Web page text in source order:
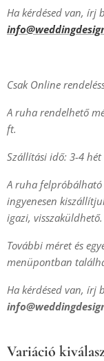
Ha kérdésed van, írj
Csak Online
A ruha rendelhető
ft.
Szállítási idő: 3-4 hét
A ruha
ingyenesen
igazi, visszaküldhető.
További méret és
menüpontban
Ha kérdésed van, írj
Variáció